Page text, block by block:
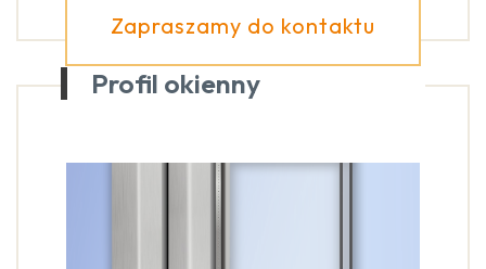
Zapraszamy do kontaktu
Profil okienny